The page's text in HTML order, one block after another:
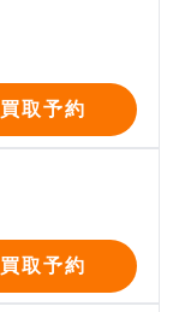
買取予約
買取予約